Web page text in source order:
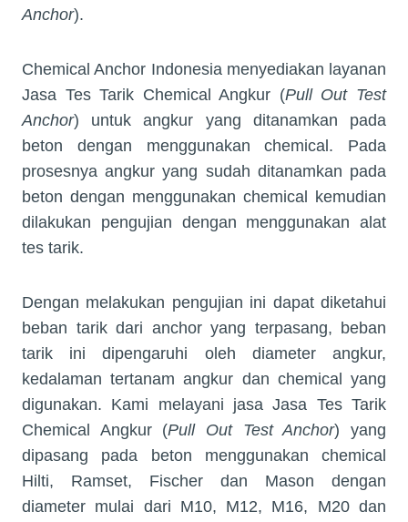
Anchor).
Chemical Anchor Indonesia menyediakan layanan
Jasa Tes Tarik Chemical Angkur (Pull Out Test
Anchor) untuk angkur yang ditanamkan pada
beton dengan menggunakan chemical. Pada
prosesnya angkur yang sudah ditanamkan pada
beton dengan menggunakan chemical kemudian
dilakukan pengujian dengan menggunakan alat
tes tarik.
Dengan melakukan pengujian ini dapat diketahui
beban tarik dari anchor yang terpasang, beban
tarik ini dipengaruhi oleh diameter angkur,
kedalaman tertanam angkur dan chemical yang
digunakan. Kami melayani jasa Jasa Tes Tarik
Chemical Angkur (Pull Out Test Anchor) yang
dipasang pada beton menggunakan chemical
Hilti, Ramset, Fischer dan Mason dengan
diameter mulai dari M10, M12, M16, M20 dan